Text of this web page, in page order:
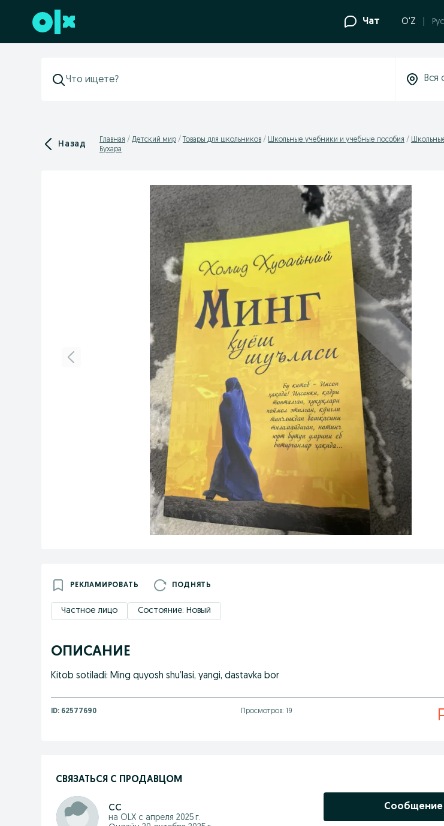
Перейти к нижнему колонтитулу Чат O'Z Рус
Назад Главная Детский мир Товары для школьников Школьные учебники и учебные пособия
Бухара
РЕКЛАМИРОВАТЬ ПОДНЯТЬ
Частное лицо Состояние: Новый
ОПИСАНИЕ
Kitob sotiladi: Ming quyosh shu’lasi, yangi, dastavka bor
ID: 62577690 Просмотров: 19
СВЯЗАТЬСЯ С ПРОДАВЦОМ
сс
на OLX с апреля 2025 г.
Сообщение